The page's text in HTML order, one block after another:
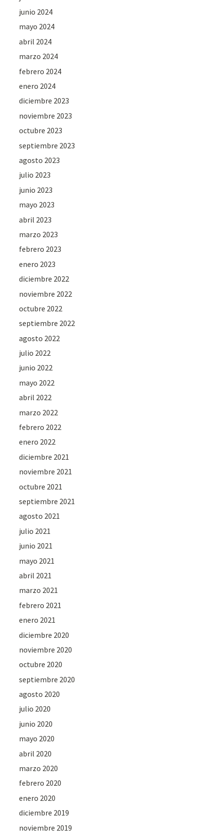
junio 2024
mayo 2024
abril 2024
marzo 2024
febrero 2024
enero 2024
diciembre 2023
noviembre 2023
octubre 2023
septiembre 2023
agosto 2023
julio 2023
junio 2023
mayo 2023
abril 2023
marzo 2023
febrero 2023
enero 2023
diciembre 2022
noviembre 2022
octubre 2022
septiembre 2022
agosto 2022
julio 2022
junio 2022
mayo 2022
abril 2022
marzo 2022
febrero 2022
enero 2022
diciembre 2021
noviembre 2021
octubre 2021
septiembre 2021
agosto 2021
julio 2021
junio 2021
mayo 2021
abril 2021
marzo 2021
febrero 2021
enero 2021
diciembre 2020
noviembre 2020
octubre 2020
septiembre 2020
agosto 2020
julio 2020
junio 2020
mayo 2020
abril 2020
marzo 2020
febrero 2020
enero 2020
diciembre 2019
noviembre 2019